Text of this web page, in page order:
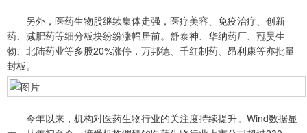
另外，医药生物股继续集体走强，医疗美容、免疫治疗、创新
药、减肥药等细分板块纷纷涨幅居前。舒泰神、华纳药厂、冠昊生
物、北陆药业等多股20%涨停，万邦德、千红制药、昂利康等亦批量
封板。
今年以来，机构对医药生物行业的关注度持续提升。Wind数据显